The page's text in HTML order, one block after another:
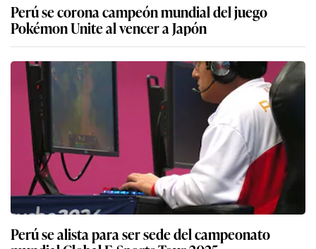
Perú se corona campeón mundial del juego
Pokémon Unite al vencer a Japón
Perú se alista para ser sede del campeonato